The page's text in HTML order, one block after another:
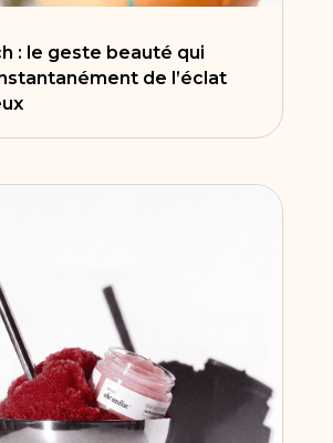
: le geste beauté qui
de l’éclat